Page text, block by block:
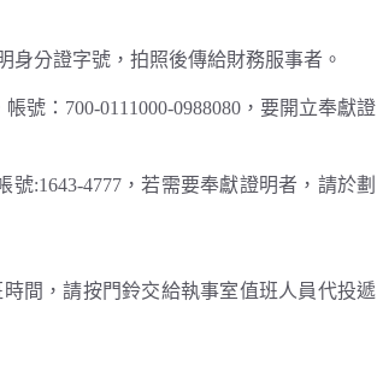
身分證字號，拍照後傳給財務服事者。
：700-0111000-0988080，要開立奉獻證
:1643-4777，若需要奉獻證明者，請於劃
間，請按門鈴交給執事室值班人員代投遞